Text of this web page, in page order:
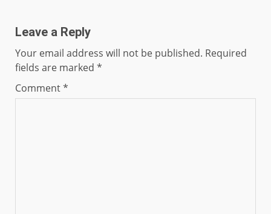
Leave a Reply
Your email address will not be published. Required
fields are marked *
Comment*